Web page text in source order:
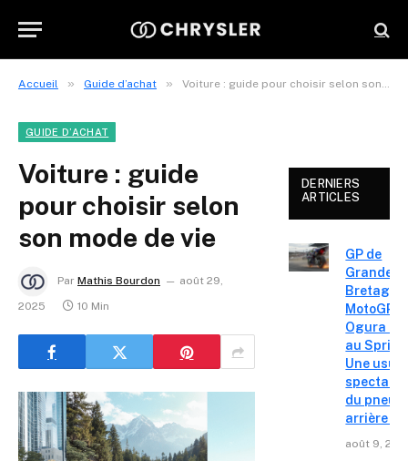
Accueil » Guide d’achat » Voiture : guide pour choisir selon son mode de vie
GUIDE D’ACHAT
Voiture : guide
pour choisir selon
son mode de vie
Par Mathis Bourdon
août 29,
2025
10 Min
DERNIERS
ARTICLES
GP de
Grande-
Bretagne
MotoGP –
Ogura
au Sprint
Une
du pneu
arrière »
août 9,